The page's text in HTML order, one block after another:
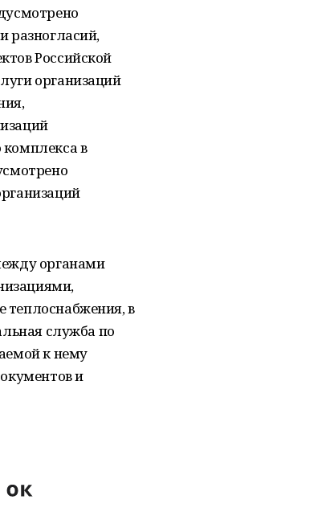
разногласий,
Российской
организаций
в
органами
в
служба по
к нему
и